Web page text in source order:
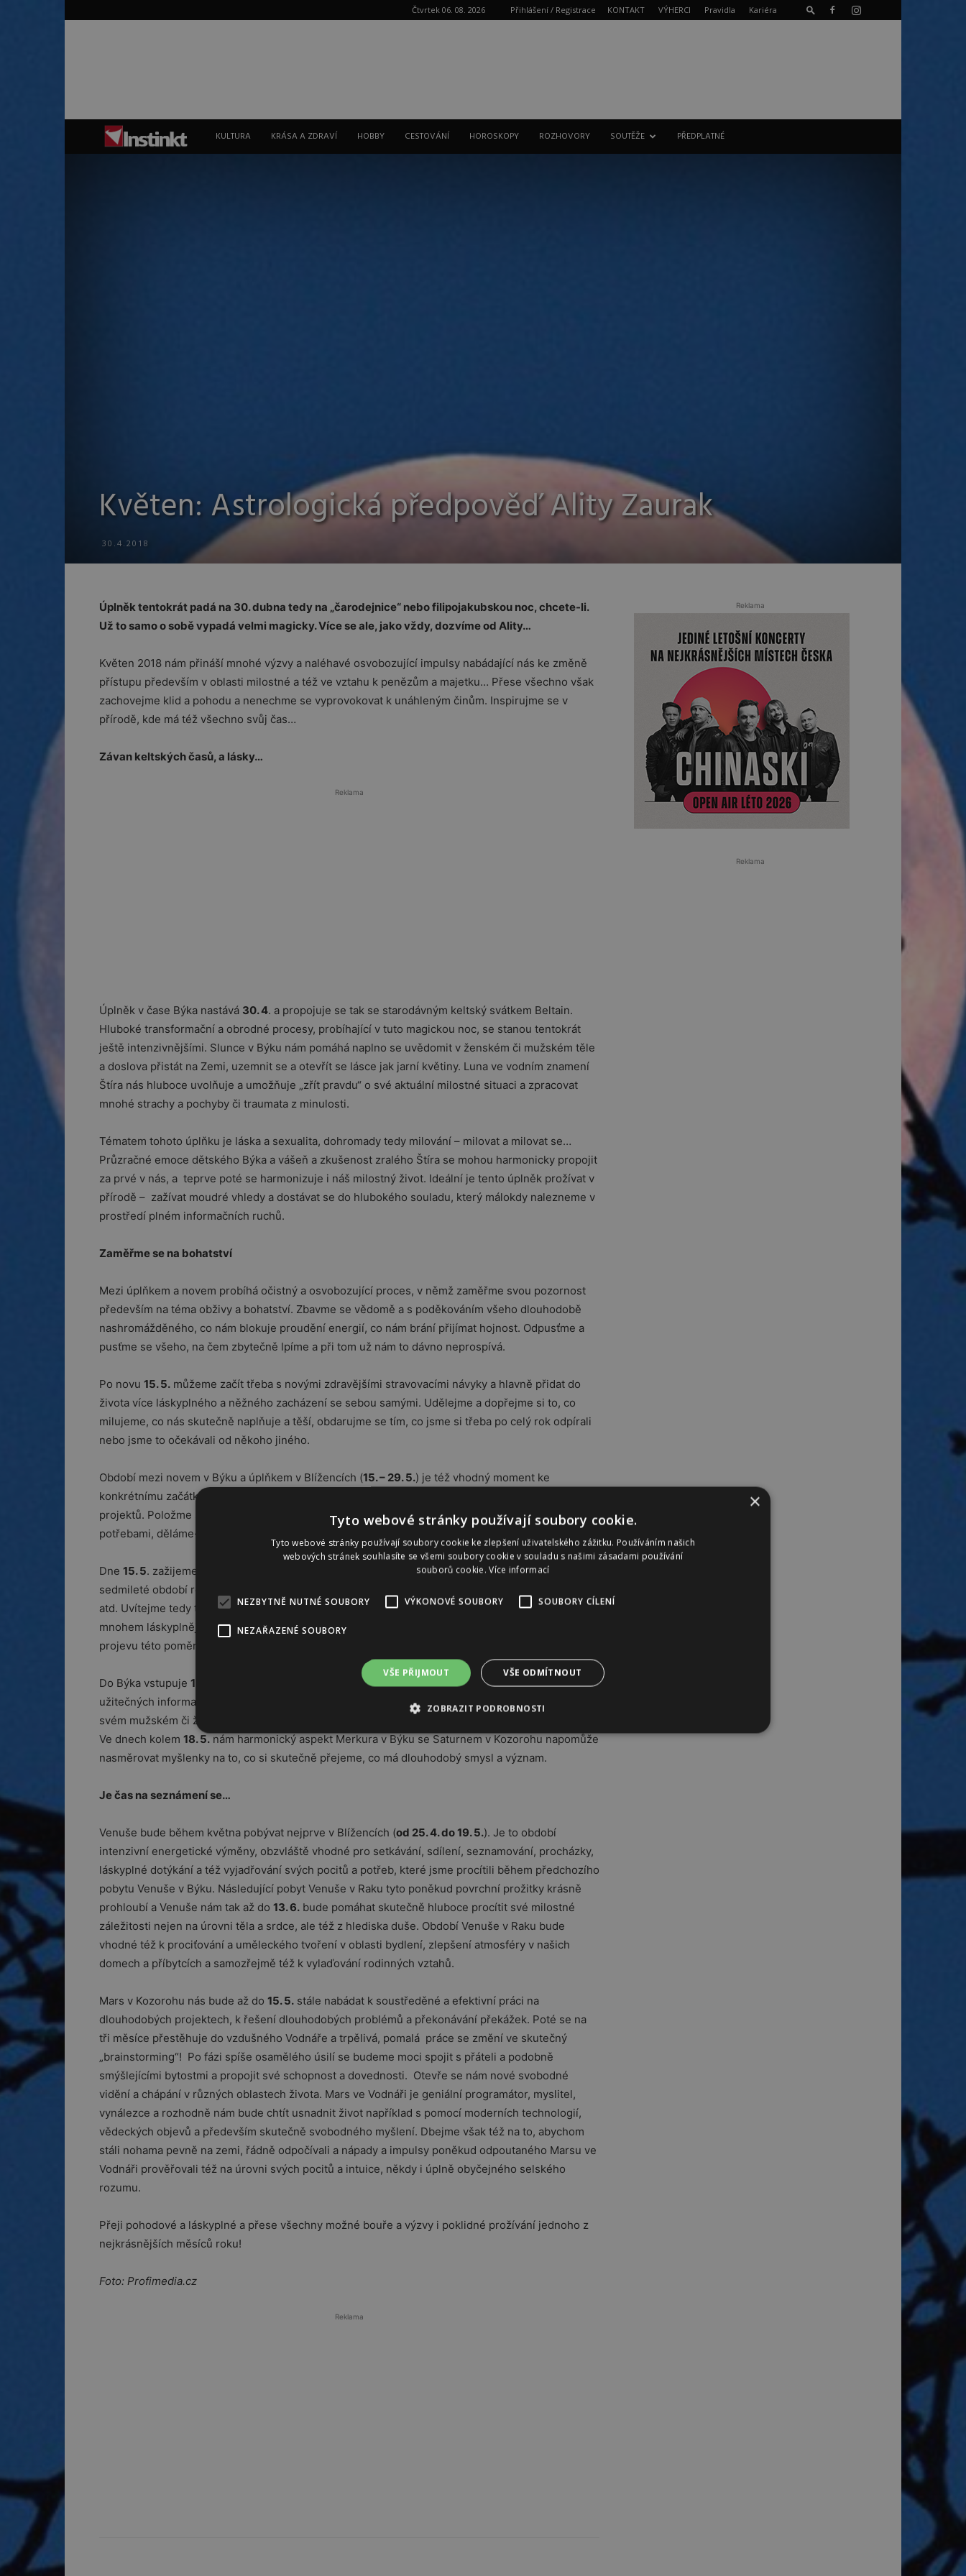
Čtvrtek 06. 08. 2026 Přihlášení / Registrace KONTAKT VÝHERCI Pravidla Kariéra
Instinkt
KULTURA KRÁSA A ZDRAVÍ HOBBY CESTOVÁNÍ HOROSKOPY ROZHOVORY SOUTĚŽE PŘEDPLATNÉ
Květen: Astrologická předpověď Ality Zaurak
30.4.2018
Úplněk tentokrát padá na 30. dubna tedy na „čarodejnice“ nebo filipojakubskou noc, chcete-li.
Už to samo o sobě vypadá velmi magicky. Více se ale, jako vždy, dozvíme od Ality…
Květen 2018 nám přináší mnohé výzvy a naléhavé osvobozující impulsy nabádající nás ke změně
přístupu především v oblasti milostné a též ve vztahu k penězům a majetku… Přese všechno však
zachovejme klid a pohodu a nenechme se vyprovokovat k unáhleným činům. Inspirujme se v
přírodě, kde má též všechno svůj čas…
Závan keltských časů, a lásky…
Reklama
Úplněk v čase Býka nastává 30. 4. a propojuje se tak se starodávným keltský svátkem Beltain.
Hluboké transformační a obrodné procesy, probíhající v tuto magickou noc, se stanou tentokrát
ještě intenzivnějšími. Slunce v Býku nám pomáhá naplno se uvědomit v ženském či mužském těle
a doslova přistát na Zemi, uzemnit se a otevřít se lásce jak jarní květiny. Luna ve vodním znamení
Štíra nás hluboce uvolňuje a umožňuje „zřít pravdu“ o své aktuální milostné situaci a zpracovat
mnohé strachy a pochyby či traumata z minulosti.
Tématem tohoto úplňku je láska a sexualita, dohromady tedy milování – milovat a milovat se…
Průzračné emoce dětského Býka a vášeň a zkušenost zralého Štíra se mohou harmonicky propojit
za prvé v nás, a teprve poté se harmonizuje i náš milostný život. Ideální je tento úplněk prožívat v
přírodě – zažívat moudré vhledy a dostávat se do hlubokého souladu, který málokdy nalezneme v
prostředí plném informačních ruchů.
Zaměřme se na bohatství
Mezi úplňkem a novem probíhá očistný a osvobozující proces, v němž zaměřme svou pozornost
především na téma obživy a bohatství. Zbavme se vědomě a s poděkováním všeho dlouhodobě
nashromážděného, co nám blokuje proudění energií, co nám brání přijímat hojnost. Odpusťme a
pusťme se všeho, na čem zbytečně lpíme a při tom už nám to dávno neprospívá.
Po novu 15. 5. můžeme začít třeba s novými zdravějšími stravovacími návyky a hlavně přidat do
života více láskyplného a něžného zacházení se sebou samými. Udělejme a dopřejme si to, co
milujeme, co nás skutečně naplňuje a těší, obdarujme se tím, co jsme si třeba po celý rok odpírali
nebo jsme to očekávali od někoho jiného.
Období mezi novem v Býku a úplňkem v Blížencích (15. – 29. 5.) je též vhodný moment ke
konkrétnímu začátku úspěšného podnikání a obchodních či jinak výdělečných a užitečných
projektů. Položme si však otázku, jsou-li tyto projekty v souladu a rezonanci s našimi bytostnými
potřebami, děláme-li to, co milujeme a co náš těší!
Dne 15. 5. zažijeme zásadní astrologickou událost: vstup planety Uran do znamení Býka. Začíná tak
sedmileté období revolučních změn v oblasti emocionálního zdraví, ekologie, financí, stravování
atd. Uvítejme tedy tuto změnu pokud možno s otevřeným srdcem a myslí. Ochota změnit se a žít
mnohem láskyplnější a ve všech směrech bohatší život jistě výrazně napomůže harmoničtějšímu
projevu této poměrně náročné astrologické konstelace, nastávající jednou za 84 let.
Do Býka vstupuje 14. 5.
též planeta Merkur a bude nám zde až do konce měsíce sdělovat mnoho
užitečných informací o sebelásce a vlastní hodnotě, bude nás učit správně smýšlet o penězích,
svém mužském či ženském těle a tvarovat tak svou realitu – podobně jako sochař tvoří své sochy…
Ve dnech kolem 18. 5.nám harmonický aspekt Merkura v Býku se Saturnem v Kozorohu napomůže
nasměrovat myšlenky na to, co si skutečně přejeme, co má dlouhodobý smysl a význam.
Je čas na seznámení se…
Venuše bude během května pobývat nejprve v Blížencích (od 25. 4. do 19. 5.). Je to období
intenzivní energetické výměny, obzvláště vhodné pro setkávání, sdílení, seznamování, procházky,
láskyplné dotýkání a též vyjadřování svých pocitů a potřeb, které jsme procítili během předchozího
pobytu Venuše v Býku. Následující pobyt Venuše v Raku tyto poněkud povrchní prožitky krásně
prohloubí a Venuše nám tak až do 13. 6. bude pomáhat skutečně hluboce procítit své milostné
záležitosti nejen na úrovni těla a srdce, ale též z hlediska duše. Období Venuše v Raku bude
vhodné též k prociťování a uměleckého tvoření v oblasti bydlení, zlepšení atmosféry v našich
domech a příbytcích a samozřejmě též k vylaďování rodinných vztahů.
Mars v Kozorohu nás bude až do 15. 5. stále nabádat k soustředěné a efektivní práci na
dlouhodobých projektech, k řešení dlouhodobých problémů a překonávání překážek. Poté se na
tři měsíce přestěhuje do vzdušného Vodnáře a trpělivá, pomalá práce se změní ve skutečný
„brainstorming“! Po fázi spíše osamělého úsilí se budeme moci spojit s přáteli a podobně
smýšlejícími bytostmi a propojit své schopnost a dovednosti. Otevře se nám nové svobodné
vidění a chápání v různých oblastech života. Mars ve Vodnáři je geniální programátor, myslitel,
vynálezce a rozhodně nám bude chtít usnadnit život například s pomocí moderních technologií,
vědeckých objevů a především skutečně svobodného myšlení. Dbejme však též na to, abychom
stáli nohama pevně na zemi, řádně odpočívali a nápady a impulsy poněkud odpoutaného Marsu ve
Vodnáři prověřovali též na úrovni svých pocitů a intuice, někdy i úplně obyčejného selského
rozumu.
Přeji pohodové a láskyplné a přese všechny možné bouře a výzvy i poklidné prožívání jednoho z
nejkrásnějších měsíců roku!
Foto: Profimedia.cz
Reklama
Reklama
Reklama
×
Tyto webové stránky používají soubory cookie.
Tyto webové stránky používají soubory cookie ke zlepšení uživatelského zážitku. Používáním našich
webových stránek souhlasíte se všemi soubory cookie v souladu s našimi zásadami používání
souborů cookie.Více informací
NEZBYTNĚ NUTNÉ SOUBORY VÝKONOVÉ SOUBORY SOUBORY CÍLENÍ
NEZAŘAZENÉ SOUBORY
VŠE PŘIJMOUT VŠE ODMÍTNOUT
ZOBRAZIT PODROBNOSTI